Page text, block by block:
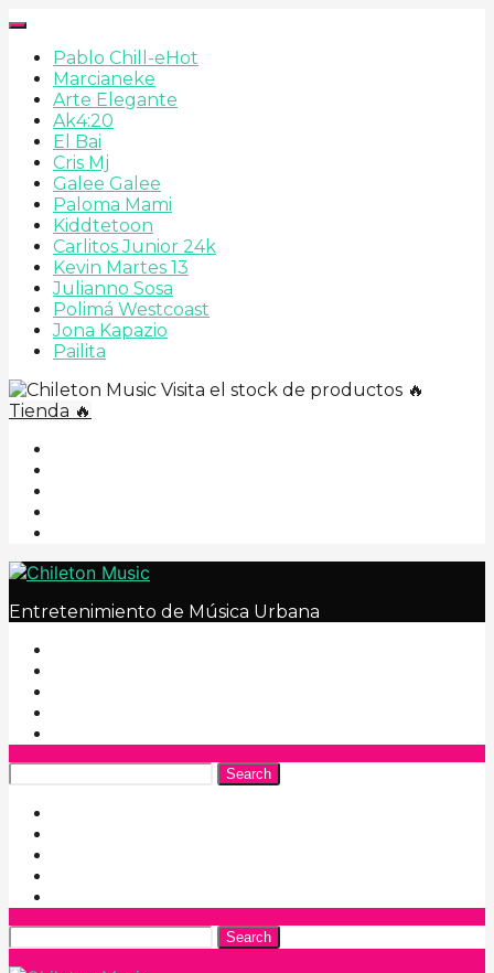
Pablo Chill-eHot
Marcianeke
Arte Elegante
Ak4:20
El Bai
Cris Mj
Galee Galee
Paloma Mami
Kiddtetoon
Carlitos Junior 24k
Kevin Martes 13
Julianno Sosa
Polimá Westcoast
Jona Kapazio
Pailita
Visita el stock de productos 🔥
Tienda 🔥
Entretenimiento de Música Urbana
Search
Search